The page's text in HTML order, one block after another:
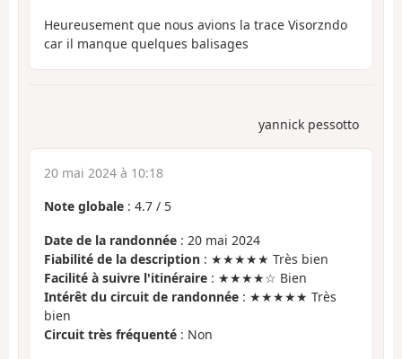
Heureusement que nous avions la trace Visorzndo
car il manque quelques balisages
yannick pessotto
20 mai 2024 à 10:18
Note globale : 4.7 / 5
Date de la randonnée : 20 mai 2024
Fiabilité de la description : ★★★★★ Très bien
Facilité à suivre l'itinéraire : ★★★★☆ Bien
Intérêt du circuit de randonnée : ★★★★★ Très
bien
Circuit très fréquenté : Non